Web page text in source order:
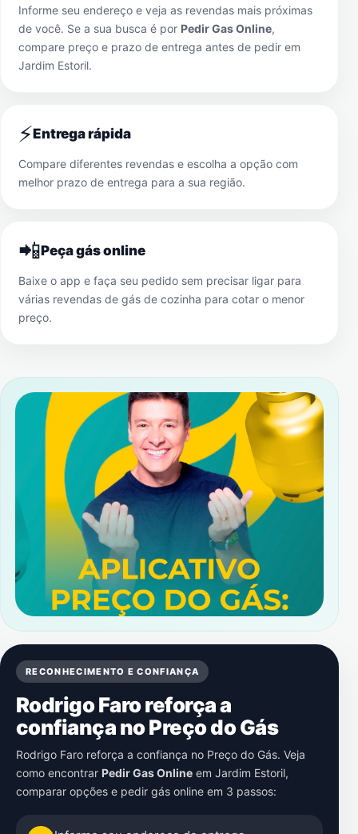
Informe seu endereço e veja as revendas mais próximas
de você. Se a sua busca é por Pedir Gas Online,
compare preço e prazo de entrega antes de pedir em
Jardim Estoril.
⚡Entrega rápida
Compare diferentes revendas e escolha a opção com
melhor prazo de entrega para a sua região.
📲Peça gás online
Baixe o app e faça seu pedido sem precisar ligar para
várias revendas de gás de cozinha para cotar o menor
preço.
RECONHECIMENTO E CONFIANÇA
Rodrigo Faro reforça a
confiança no Preço do Gás
Rodrigo Faro reforça a confiança no Preço do Gás. Veja
como encontrar Pedir Gas Online em Jardim Estoril,
comparar opções e pedir gás online em 3 passos: